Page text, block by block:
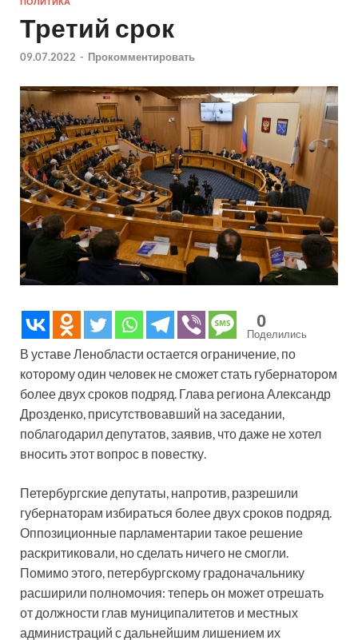
Третий срок
09.07.2022 - Прокомментировать
0
Поделились
В уставе Ленобласти остается ограничение, по
которому один человек не сможет стать губернатором
более двух сроков подряд. Глава региона Александр
Дрозденко, присутствовавший на заседании,
поблагодарил депутатов, заявив, что даже не хотел
вносить этот вопрос в повестку.
Петербургские депутаты, напротив, разрешили
губернаторам избираться более двух сроков подряд.
Оппозиционные парламентарии такое решение
раскритиковали, но сделать ничего не смогли.
Помимо этого, петербургскому градоначальнику
расширили полномочия: теперь он может отрешать
от должности глав муниципалитетов и местных
администраций с дальнейшим лишением их